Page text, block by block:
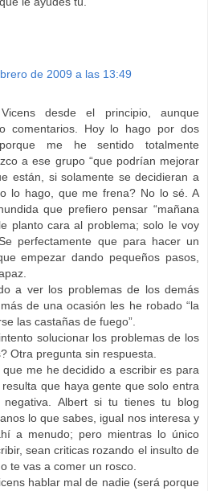
de 2009 a las 13:49
desde el principio, aunque
comentarios. Hoy lo hago por dos
me he sentido totalmente
a ese grupo “que podrían mejorar
están, si solamente se decidieran a
lo hago, que me frena? No lo sé. A
que prefiero pensar “mañana
planto cara al problema; solo le voy
perfectamente que para hacer un
empezar dando pequeños pasos,
a ver los problemas de los demás
de una ocasión les he robado “la
las castañas de fuego”.
solucionar los problemas de los
Otra pregunta sin respuesta.
me he decidido a escribir es para
que haya gente que solo entra
Albert si tu tienes tu blog
lo que sabes, igual nos interesa y
a menudo; pero mientras lo único
sean criticas rozando el insulto de
te vas a comer un rosco.
hablar mal de nadie (será porque